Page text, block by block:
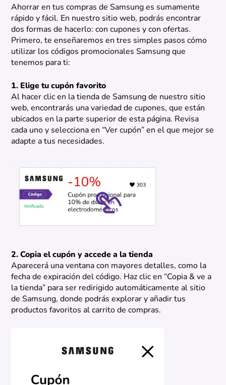
Ahorrar en tus compras de Samsung es sumamente
rápido y fácil. En nuestro sitio web, podrás encontrar
dos formas de hacerlo: con cupones y con ofertas.
Primero, te enseñaremos en tres simples pasos cómo
utilizar los códigos promocionales Samsung que
tenemos para ti:
1. Elige tu cupón favorito
Al hacer clic en la tienda de Samsung de nuestro sitio
web, encontrarás una variedad de cupones, que están
ubicados en la parte superior de esta página. Revisa
cada uno y selecciona en “Ver cupón” en el que mejor se
adapte a tus necesidades.
2. Copia el cupón y accede a la tienda
Aparecerá una ventana con mayores detalles, como la
fecha de expiración del código. Haz clic en “Copia & ve a
la tienda” para ser redirigido automáticamente al sitio
de Samsung, donde podrás explorar y añadir tus
productos favoritos al carrito de compras.